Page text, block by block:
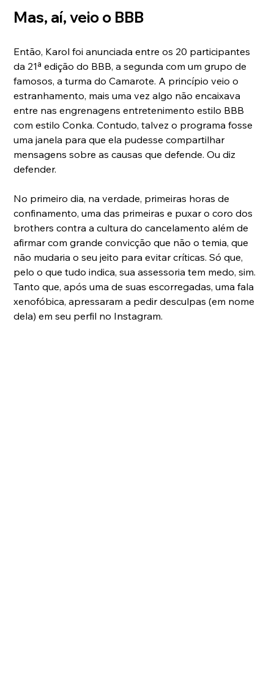
Mas, aí, veio o BBB
Então, Karol foi anunciada entre os 20 participantes
da 21ª edição do BBB, a segunda com um grupo de
famosos, a turma do Camarote. A princípio veio o
estranhamento, mais uma vez algo não encaixava
entre nas engrenagens entretenimento estilo BBB
com estilo Conka. Contudo, talvez o programa fosse
uma janela para que ela pudesse compartilhar
mensagens sobre as causas que defende. Ou diz
defender.
No primeiro dia, na verdade, primeiras horas de
confinamento, uma das primeiras e puxar o coro dos
brothers contra a cultura do cancelamento além de
afirmar com grande convicção que não o temia, que
não mudaria o seu jeito para evitar críticas. Só que,
pelo o que tudo indica, sua assessoria tem medo, sim.
Tanto que, após uma de suas escorregadas, uma fala
xenofóbica, apressaram a pedir desculpas (em nome
dela) em seu perfil no Instagram.